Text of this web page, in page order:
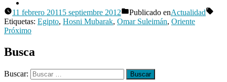
Publicado
porManuel
Álvarez
11 febrero 2011 5 septiembre 2012 Publicado enActualidad
Etiquetas: Egipto, Hosni Mubarak, Omar Suleimán, Oriente
Próximo
comentarios
en
Mubarak
dimite
Busca
Buscar: